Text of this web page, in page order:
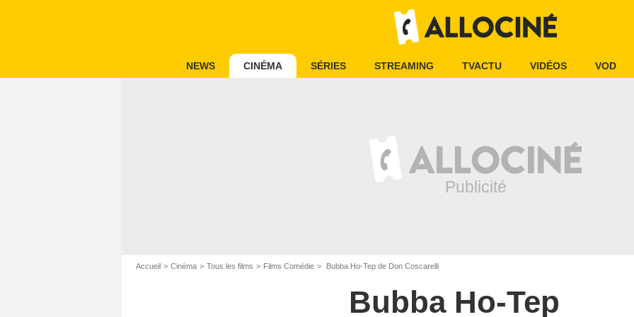
NEWS CINÉMA SÉRIES STREAMING TVACTU VIDÉOS VOD
Accueil Cinéma Tous les films Films Comédie Bubba Ho-Tep de Don Coscarelli
Bubba Ho-Tep